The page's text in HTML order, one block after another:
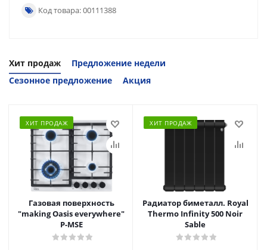
Код товара: 00111388
Хит продаж
Предложение недели
Сезонное предложение
Акция
ХИТ ПРОДАЖ
Газовая поверхность
"making Oasis everywhere"
P-MSE
ХИТ ПРОДАЖ
Радиатор биметалл. Royal
Thermo Infinity 500 Noir
Sable